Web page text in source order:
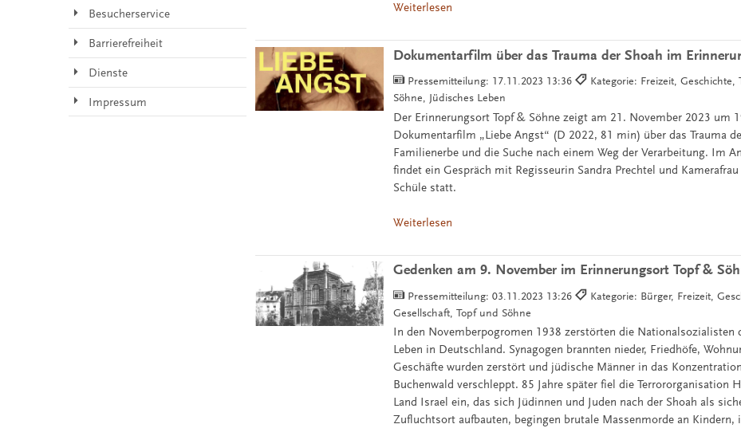
Weiterlesen
Dokumentarfilm über das Trauma der Shoah im
Pressemitteilung: 17.11.2023 13:36
Kategorie: Freizeit, Geschichte,
Söhne, Jüdisches Leben
Der Erinnerungsort Topf & Söhne zeigt am 21. November 2023 um
Dokumentarfilm „Liebe Angst“ (D 2022, 81 min) über das Trauma
Familienerbe und die Suche nach einem Weg der Verarbeitung. Im
findet ein Gespräch mit Regisseurin Sandra Prechtel und Kamerafrau
Schüle statt.
Weiterlesen
Gedenken am 9. November im Erinnerungsort Topf &
Pressemitteilung:03.11.2023 13:26
Kategorie: Bürger, Freizeit,
Gesellschaft, Topf und Söhne
In den Novemberpogromen 1938 zerstörten die Nationalsozialisten
Leben in Deutschland. Synagogen brannten nieder, Friedhöfe,
Geschäfte wurden zerstört und jüdische Männer in das
Buchenwald verschleppt. 85 Jahre später fiel die Terrororganisation
Land Israel ein, das sich Jüdinnen und Juden nach der Shoah als
Zufluchtsort aufbauten, begingen brutale Massenmorde an Kindern,
Besucherservice
Barrierefreiheit
Dienste
Impressum